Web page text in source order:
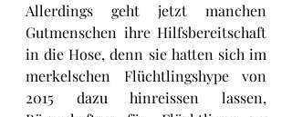
Allerdings geht jetzt manchen
Gutmenschen ihre Hilfsbereitschaft
in die Hose, denn sie hatten sich im
merkelschen Flüchtlingshype von
2015 dazu hinreissen lassen,